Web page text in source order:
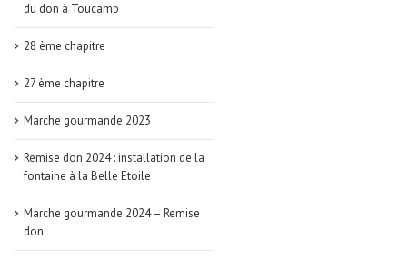
du don à Toucamp
28 ème chapitre
27 ème chapitre
Marche gourmande 2023
Remise don 2024 : installation de la
fontaine à la Belle Etoile
Marche gourmande 2024 – Remise
don